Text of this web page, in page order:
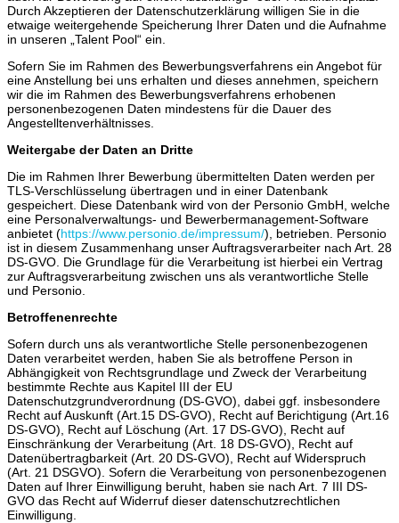
Durch Akzeptieren der Datenschutzerklärung willigen Sie in die
etwaige weitergehende Speicherung Ihrer Daten und die Aufnahme
in unseren „Talent Pool“ ein.
Sofern Sie im Rahmen des Bewerbungsverfahrens ein Angebot für
eine Anstellung bei uns erhalten und dieses annehmen, speichern
wir die im Rahmen des Bewerbungsverfahrens erhobenen
personenbezogenen Daten mindestens für die Dauer des
Angestelltenverhältnisses.
Weitergabe der Daten an Dritte
Die im Rahmen Ihrer Bewerbung übermittelten Daten werden per
TLS-Verschlüsselung übertragen und in einer Datenbank
gespeichert. Diese Datenbank wird von der Personio GmbH, welche
eine Personalverwaltungs- und Bewerbermanagement-Software
anbietet (https://www.personio.de/impressum/), betrieben. Personio
ist in diesem Zusammenhang unser Auftragsverarbeiter nach Art. 28
DS-GVO. Die Grundlage für die Verarbeitung ist hierbei ein Vertrag
zur Auftragsverarbeitung zwischen uns als verantwortliche Stelle
und Personio.
Betroffenenrechte
Sofern durch uns als verantwortliche Stelle personenbezogenen
Daten verarbeitet werden, haben Sie als betroffene Person in
Abhängigkeit von Rechtsgrundlage und Zweck der Verarbeitung
bestimmte Rechte aus Kapitel III der EU
Datenschutzgrundverordnung (DS-GVO), dabei ggf. insbesondere
Recht auf Auskunft (Art.15 DS-GVO), Recht auf Berichtigung (Art.16
DS-GVO), Recht auf Löschung (Art. 17 DS-GVO), Recht auf
Einschränkung der Verarbeitung (Art. 18 DS-GVO), Recht auf
Datenübertragbarkeit (Art. 20 DS-GVO), Recht auf Widerspruch
(Art. 21 DSGVO). Sofern die Verarbeitung von personenbezogenen
Daten auf Ihrer Einwilligung beruht, haben sie nach Art. 7 III DS-
GVO das Recht auf Widerruf dieser datenschutzrechtlichen
Einwilligung.